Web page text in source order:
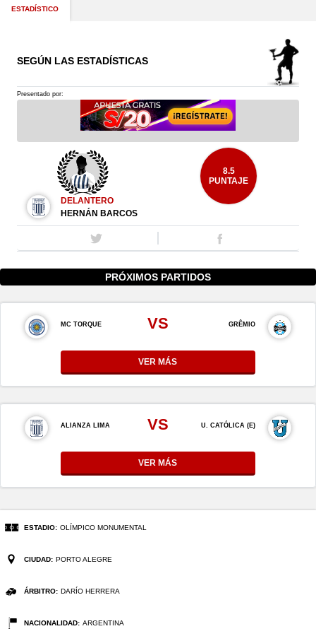
ESTADÍSTICO
SEGÚN LAS ESTADÍSTICAS
Presentado por:
DELANTERO
HERNÁN BARCOS
8.5
PUNTAJE
PRÓXIMOS PARTIDOS
MC TORQUE VS GRÊMIO
VER MÁS
ALIANZA LIMA VS U. CATÓLICA (E)
VER MÁS
ESTADIO: OLÍMPICO MONUMENTAL
CIUDAD: PORTO ALEGRE
ÁRBITRO: DARÍO HERRERA
NACIONALIDAD: ARGENTINA